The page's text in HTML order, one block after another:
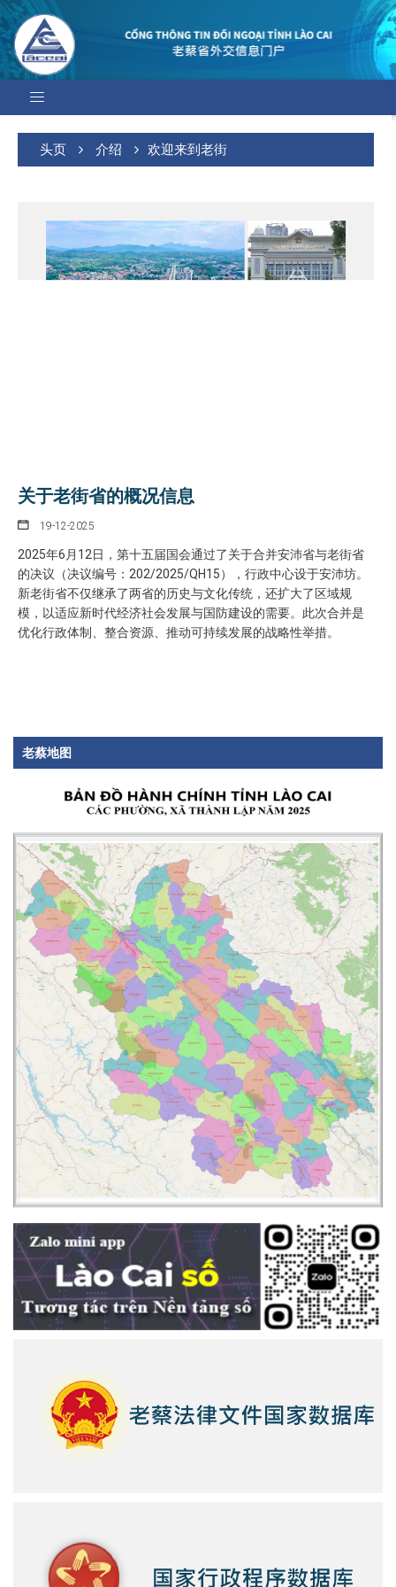
头页 介绍 欢迎来到老街
关于老街省的概况信息
19-12-2025
2025年6月12日，第十五届国会通过了关于合并安沛省与老街省
的决议（决议编号：202/2025/QH15），行政中心设于安沛坊。
新老街省不仅继承了两省的历史与文化传统，还扩大了区域规
模，以适应新时代经济社会发展与国防建设的需要。此次合并是
优化行政体制、整合资源、推动可持续发展的战略性举措。
老蔡地图